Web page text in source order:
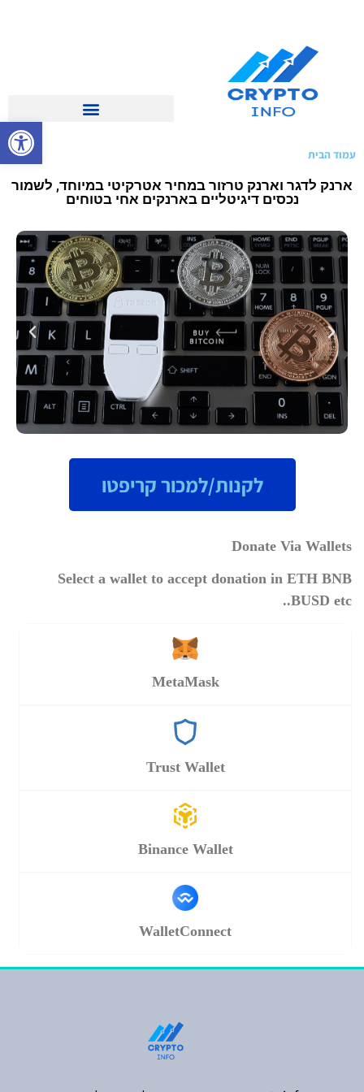
פתח
עמוד הבית
ארנק לדגר וארנק טרזור במחיר אטרקיטי במיוחד, לשמור
נכסים דיגיטליים בארנקים אחי בטוחים
לקנות/למכור קריפטו
Donate Via Wallets
Select a wallet to accept donation in ETH BNB
BUSD etc..
MetaMask
Trust Wallet
Binance Wallet
WalletConnect